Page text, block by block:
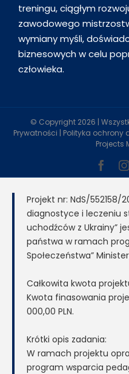
treningu, ciągłym
zawodowego
wymiany myśli,
biznesowych w celu
człowieka.
© Copyright 2026 |
Prywatności | Polityka ochrony
Projects
Projekt nr: NdS/552158/
diagnostyce i leczeniu
uchodźców z Ukrainy”
państwa w ramach
Społeczeństwa”
Całkowita kwota
Kwota finasowania
000,00 PLN.
Krótki opis zadania:
W ramach projektu
program wsparcia